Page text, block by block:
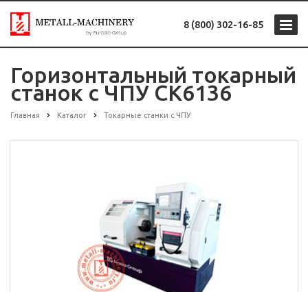
8 (800) 302-16-85
Горизонтальный токарный
станок с ЧПУ CK6136
Главная Каталог Токарные станки с ЧПУ